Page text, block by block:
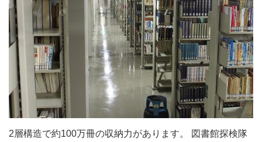
2層構造で約100万冊の収納力があります。 図書館探検隊